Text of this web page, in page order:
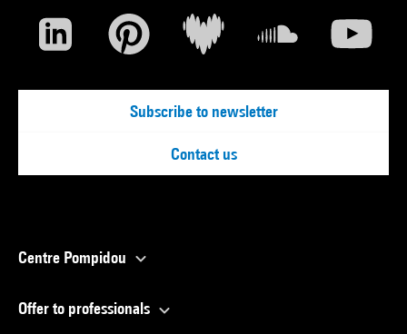
Subscribe to newsletter
Contact us
Centre Pompidou
Offer to professionals